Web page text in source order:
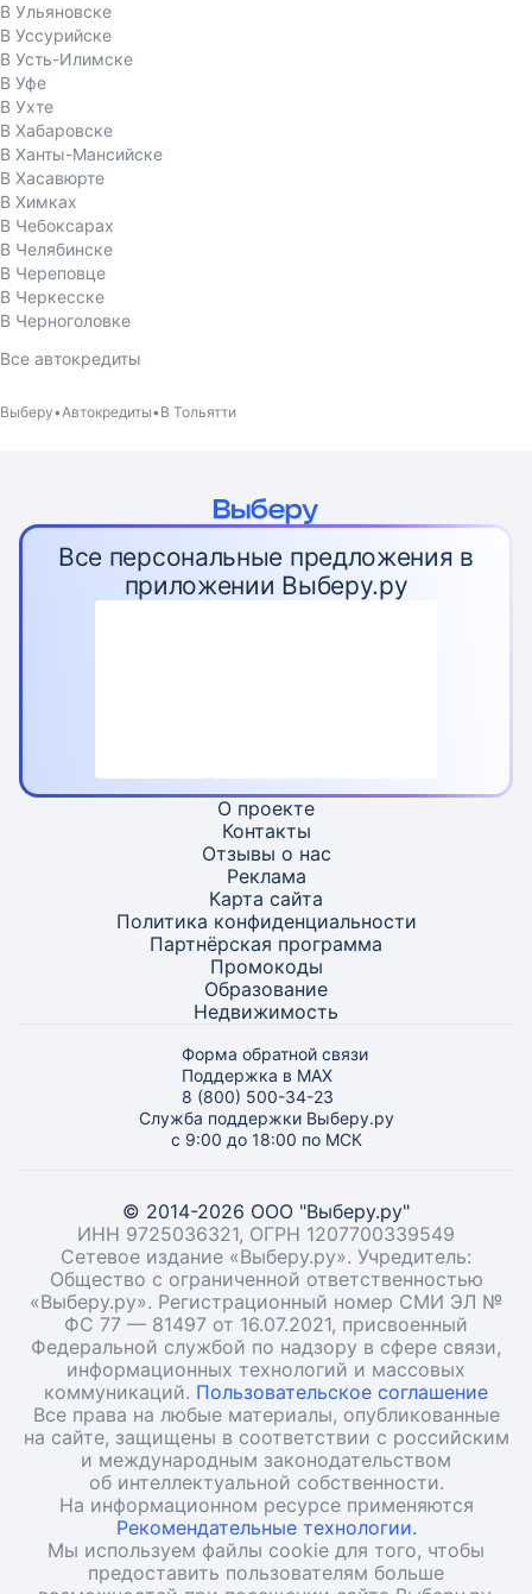
В Ульяновске
В Уссурийске
В Усть-Илимске
В Уфе
В Ухте
В Хабаровске
В Ханты-Мансийске
В Хасавюрте
В Химках
В Чебоксарах
В Челябинске
В Череповце
В Черкесске
В Черноголовке
Все автокредиты
Выберу Автокредиты В Тольятти
Все персональные предложения в
приложении Выберу.ру
О проекте
Контакты
Отзывы о нас
Реклама
Карта сайта
Политика конфиденциальности
Партнёрская программа
Промокоды
Образование
Недвижимость
Форма обратной связи
Поддержка в MAX
8 (800) 500-34-23
Служба поддержки Выберу.ру
с 9:00 до 18:00 по МСК
© 2014-2026 ООО "Выберу.ру"
ИНН 9725036321, ОГРН 1207700339549
Сетевое издание «Выберу.ру». Учредитель:
Общество с ограниченной ответственностью
«Выберу.ру». Регистрационный номер СМИ ЭЛ №
ФС 77 — 81497 от 16.07.2021, присвоенный
Федеральной службой по надзору в сфере связи,
информационных технологий и массовых
коммуникаций. Пользовательское соглашение
Все права на любые материалы, опубликованные
на сайте, защищены в соответствии с российским
и международным законодательством
об интеллектуальной собственности.
На информационном ресурсе применяются
Рекомендательные технологии.
Мы используем файлы cookie для того, чтобы
предоставить пользователям больше